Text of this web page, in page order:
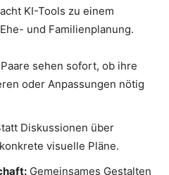
KI-Tools zu einem
und Familienplanung.
Paare sehen sofort, ob ihre
oder Anpassungen nötig
Diskussionen über
visuelle Pläne.
Gemeinsames Gestalten